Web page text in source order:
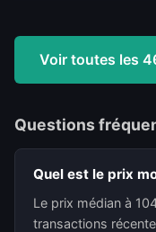
Voir toutes les
Questions
Quel est le prix
Le prix médian à
transactions